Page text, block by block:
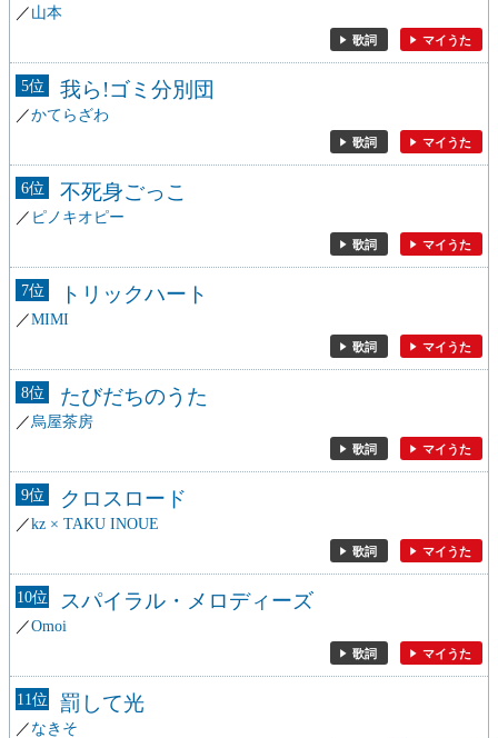
山本
歌詞 マイうた
5 我ら!ゴミ分別団
かてらざわ
歌詞 マイうた
6 不死身ごっこ
ピノキオピー
歌詞 マイうた
7 トリックハート
MIMI
歌詞 マイうた
8 たびだちのうた
烏屋茶房
歌詞 マイうた
9 クロスロード
kz × TAKU INOUE
歌詞 マイうた
10 スパイラル・メロディーズ
Omoi
歌詞 マイうた
11 罰して光
なきそ